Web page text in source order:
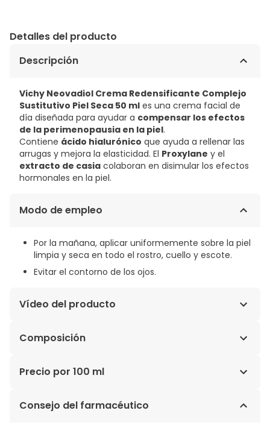
Detalles del producto
Descripción
Vichy Neovadiol Crema Redensificante Complejo
Sustitutivo Piel Seca 50 ml es una crema facial de
día diseñada para ayudar a compensar los efectos
de la perimenopausia en la piel.
Contiene ácido hialurónico que ayuda a rellenar las
arrugas y mejora la elasticidad. El Proxylane y el
extracto de casia colaboran en disimular los efectos
hormonales en la piel.
Modo de empleo
Por la mañana, aplicar uniformemente sobre la piel
limpia y seca en todo el rostro, cuello y escote.
Evitar el contorno de los ojos.
Vídeo del producto
Composición
AQUA /WATER / EAU - PRUNUS ARMENIACA KERNEL OIL /
STARCH / CORN STARCH - ALCOHOL DENAT -
Precio por 100 ml
59,78€ / 100 ml
Consejo del farmacéutico